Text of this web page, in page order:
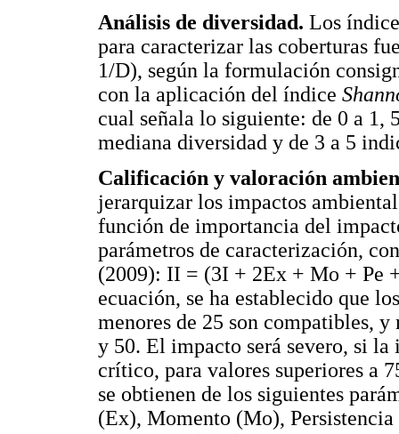
Análisis de diversidad. Los
para caracterizar las coberturas
1/D), según la formulación
con la aplicación del índice
cual señala lo siguiente: de 0 a 1,
mediana diversidad y de 3 a 5
Calificación y valoración
jerarquizar los impactos
función de importancia del
parámetros de caracterización,
(2009): II = (3I + 2Ex + Mo + Pe
ecuación, se ha establecido que
menores de 25 son compatibles,
y 50. El impacto será severo, si
crítico, para valores superiores a
se obtienen de los siguientes
(Ex), Momento (Mo),